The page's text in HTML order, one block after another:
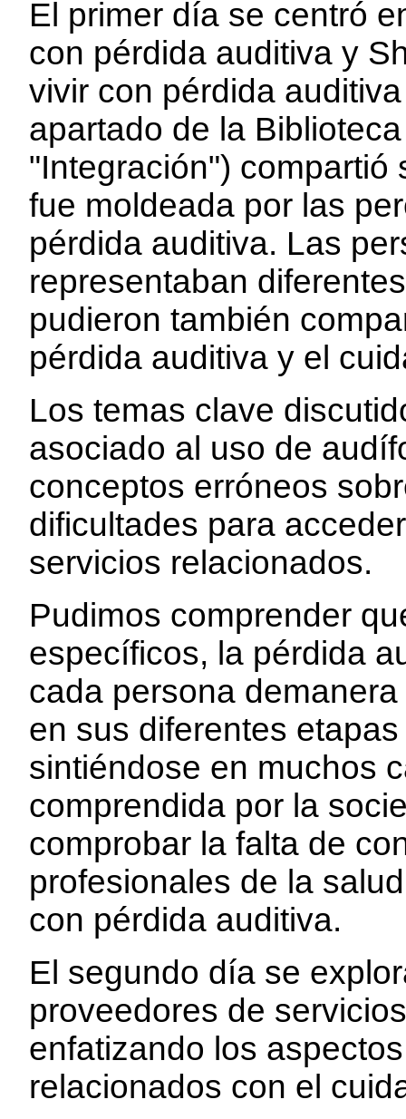
El primer día se centró
con pérdida auditiva y
vivir con pérdida
apartado de la
"Integración") compartió
fue moldeada por las
pérdida auditiva. Las
representaban
pudieron también
pérdida auditiva y el
Los temas clave
asociado al uso de
conceptos erróneos
dificultades para
servicios relacionados.
Pudimos comprender
específicos, la pérdida
cada persona
en sus diferentes
sintiéndose en muchos
comprendida por la
comprobar la falta de
profesionales de la
con pérdida auditiva.
El segundo día se
proveedores de
enfatizando los
relacionados con el